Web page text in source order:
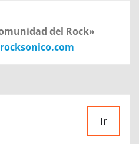
del Rock»
Ir